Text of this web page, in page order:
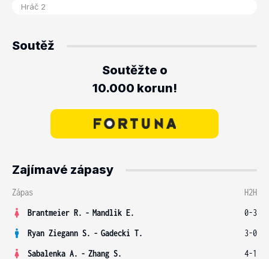
Soutěž
Soutěžte o
10.000 korun!
Zajímavé zápasy
Zápas
H2H
Brantmeier R. - Mandlik E.
0-3
Ryan Ziegann S. - Gadecki T.
3-0
Sabalenka A. - Zhang S.
4-1